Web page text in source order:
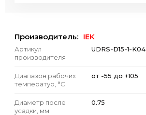
Производитель: IEK
Артикул
производителя
UDRS-D15-1-K04
Диапазон рабочих
температур, °C
от -55 до +105
Диаметр после
усадки, мм
0.75